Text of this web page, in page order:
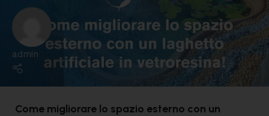
admin
Come migliorare lo spazio esterno con un